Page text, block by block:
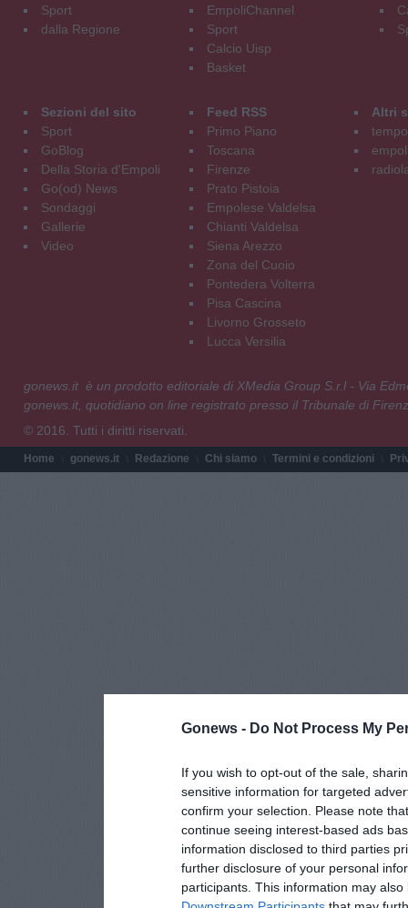
Gonews - Do Not Process My
If you wish to opt-out of the sale,
sensitive information for targeted
confirm your selection. Please note
continue seeing interest-based ads
information disclosed to third parties
further disclosure of your personal
participants. This information may
Sport
dalla Regione
EmpoliChannel
Sport
Calcio Uisp
Basket
Sezioni del sito
Sport
GoBlog
Della Storia d'Empoli
Go(od) News
Sondaggi
Gallerie
Video
Feed RSS
Primo Piano
Toscana
Firenze
Prato Pistoia
Empolese Valdelsa
Chianti Valdelsa
Siena Arezzo
Zona del Cuoio
Pontedera Volterra
Pisa Cascina
Livorno Grosseto
Lucca Versilia
Altri
gonews.it è un prodotto editoriale di XMedia Group S.r.l - Via
gonews.it, quotidiano on line registrato presso il Tribunale di
© 2016. Tutti i diritti riservati.
Home gonews.it Redazione Chi siamo Termini e condizioni